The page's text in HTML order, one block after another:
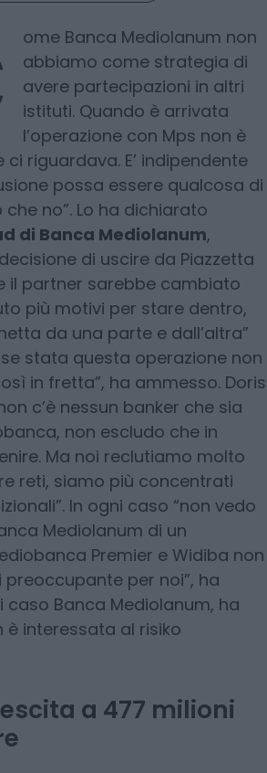
ome Banca Mediolanum non
abbiamo come strategia di
avere partecipazioni in altri
istituti. Quando è arrivata
l’operazione con Mps non è
riguardava. E’ indipendente
possa essere qualcosa di
no”. Lo ha dichiarato
di Banca Mediolanum,
di uscire da Piazzetta
il partner sarebbe cambiato
più motivi per stare dentro,
da una parte e dall’altra”
stata questa operazione non
in fretta”, ha ammesso. Doris
c’è nessun banker che sia
non escludo che in
Ma noi reclutiamo molto
reti, siamo più concentrati
In ogni caso “non vedo
Mediolanum di un
Premier e Widiba non
per noi”, ha
caso Banca Mediolanum, ha
è interessata al risiko
a 477 milioni